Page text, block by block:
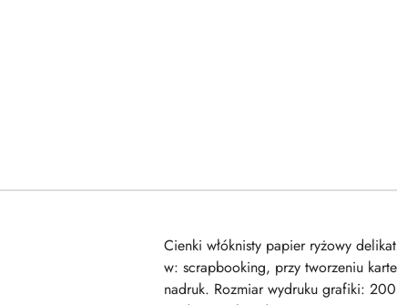
Cienki włóknisty papier ryżowy
w: scrapbooking, przy tworzeniu
nadruk. Rozmiar wydruku grafiki: